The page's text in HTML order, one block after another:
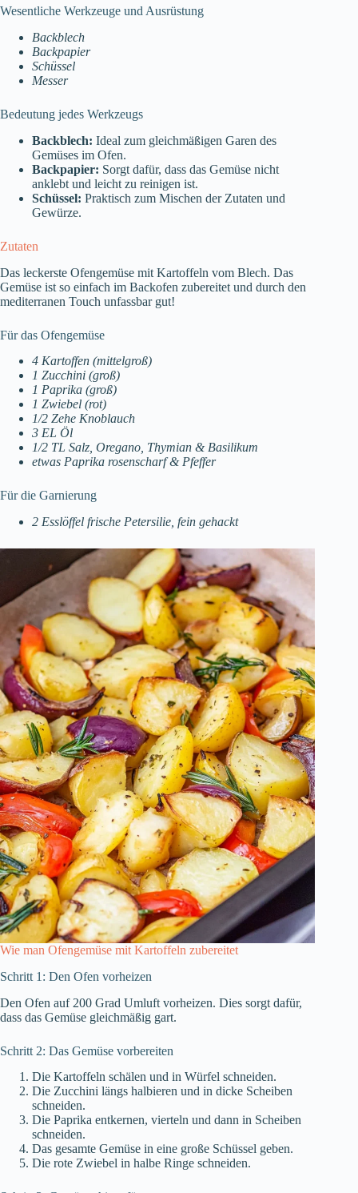
Wesentliche Werkzeuge und Ausrüstung
Backblech
Backpapier
Schüssel
Messer
Bedeutung jedes Werkzeugs
Backblech: Ideal zum gleichmäßigen Garen des
Gemüses im Ofen.
Backpapier: Sorgt dafür, dass das Gemüse nicht
anklebt und leicht zu reinigen ist.
Schüssel: Praktisch zum Mischen der Zutaten und
Gewürze.
Zutaten
Das leckerste Ofengemüse mit Kartoffeln vom Blech. Das
Gemüse ist so einfach im Backofen zubereitet und durch den
mediterranen Touch unfassbar gut!
Für das Ofengemüse
4 Kartoffen (mittelgroß)
1 Zucchini (groß)
1 Paprika (groß)
1 Zwiebel (rot)
1/2 Zehe Knoblauch
3 EL Öl
1/2 TL Salz, Oregano, Thymian & Basilikum
etwas Paprika rosenscharf & Pfeffer
Für die Garnierung
2 Esslöffel frische Petersilie, fein gehackt
Wie man Ofengemüse mit Kartoffeln zubereitet
Schritt 1: Den Ofen vorheizen
Den Ofen auf 200 Grad Umluft vorheizen. Dies sorgt dafür,
dass das Gemüse gleichmäßig gart.
Schritt 2: Das Gemüse vorbereiten
Die Kartoffeln schälen und in Würfel schneiden.
Die Zucchini längs halbieren und in dicke Scheiben
schneiden.
Die Paprika entkernen, vierteln und dann in Scheiben
schneiden.
Das gesamte Gemüse in eine große Schüssel geben.
Die rote Zwiebel in halbe Ringe schneiden.